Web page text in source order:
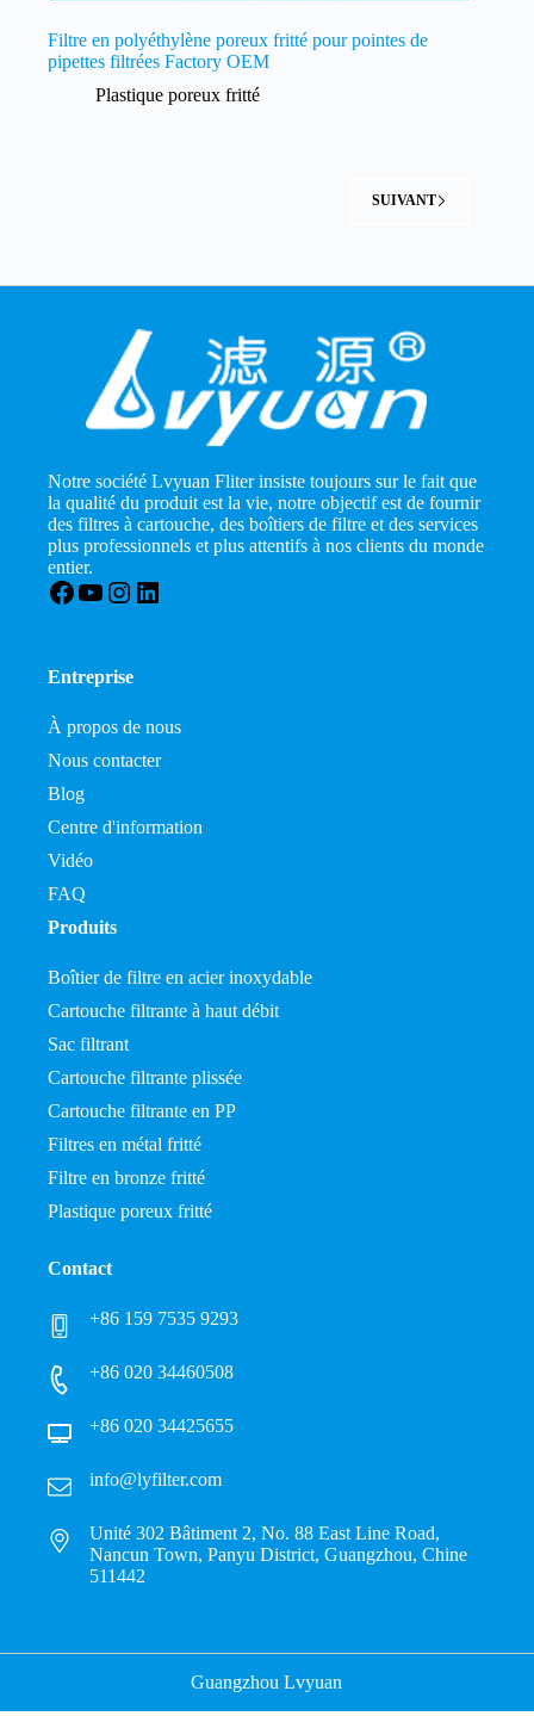
Filtre en polyéthylène poreux fritté pour pointes de
pipettes filtrées Factory OEM
Plastique poreux fritté
SUIVANT
Notre société Lvyuan Fliter insiste toujours sur le fait que
la qualité du produit est la vie, notre objectif est de fournir
des filtres à cartouche, des boîtiers de filtre et des services
plus professionnels et plus attentifs à nos clients du monde
entier.
Facebook
YouTube
Instagram
LinkedIn
Entreprise
À propos de nous
Nous contacter
Blog
Centre d'information
Vidéo
FAQ
Produits
Boîtier de filtre en acier inoxydable
Cartouche filtrante à haut débit
Sac filtrant
Cartouche filtrante plissée
Cartouche filtrante en PP
Filtres en métal fritté
Filtre en bronze fritté
Plastique poreux fritté
Contact
+86 159 7535 9293
+86 020 34460508
+86 020 34425655
info@lyfilter.com
Unité 302 Bâtiment 2, No. 88 East Line Road,
Nancun Town, Panyu District, Guangzhou, Chine
511442
Guangzhou Lvyuan